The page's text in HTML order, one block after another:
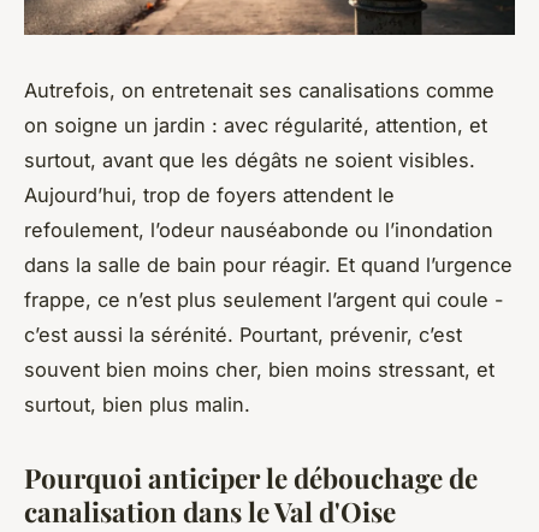
Autrefois, on entretenait ses canalisations comme
on soigne un jardin : avec régularité, attention, et
surtout, avant que les dégâts ne soient visibles.
Aujourd’hui, trop de foyers attendent le
refoulement, l’odeur nauséabonde ou l’inondation
dans la salle de bain pour réagir. Et quand l’urgence
frappe, ce n’est plus seulement l’argent qui coule -
c’est aussi la sérénité. Pourtant, prévenir, c’est
souvent bien moins cher, bien moins stressant, et
surtout, bien plus malin.
Pourquoi anticiper le débouchage de
canalisation dans le Val d'Oise